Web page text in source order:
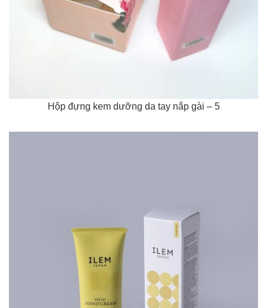
Hộp đựng kem dưỡng da tay nắp gài – 5